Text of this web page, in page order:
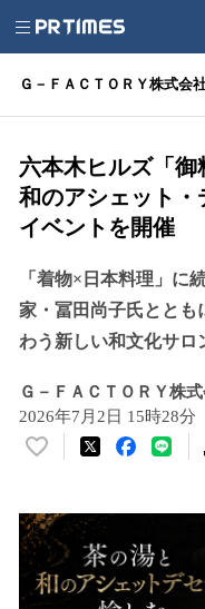
Ｇ－ＦＡＣＴＯＲＹ株式会
六本木ヒルズ「御
和のアシェット・
イベントを開催
「着物×日本料理」に
家・冨田尚子氏ととも
わう新しい和文化サロ
Ｇ－ＦＡＣＴＯＲＹ株
2026年7月2日 15時28分
い
！
数
を
読